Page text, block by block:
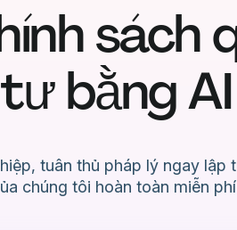
sách
bằng AI
tuân thủ pháp lý ngay lập
chúng tôi hoàn toàn miễn